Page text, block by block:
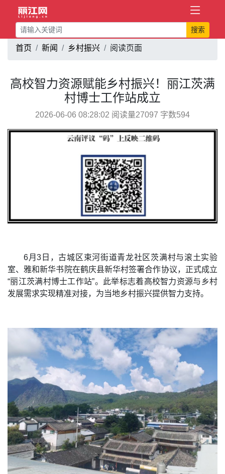
搜索
首页 新闻 乡村振兴 阅读页面
高校智力资源赋能乡村振兴！丽江茨满
村博士工作站成立
2026-06-06 08:28:02 阅读量27097 字数594
6月3日，古城区束河街道青龙社区茨满村与滚土实验
室、雅和新华书院在鹤庆县新华村签署合作协议，正式成立
“丽江茨满村博士工作站”。此举标志着高校智力资源与乡村
发展需求实现精准对接，为当地乡村振兴提供智力支持。